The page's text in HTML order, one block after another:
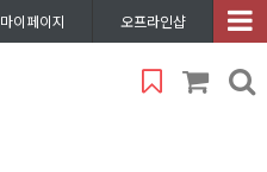
마이페이지 오프라인샵